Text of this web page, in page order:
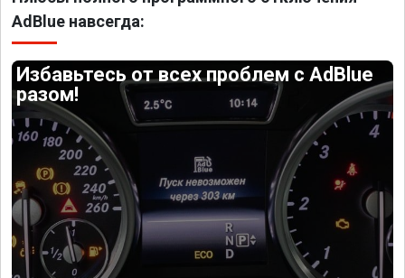
AdBlue навсегда:
Избавьтесь от всех проблем с AdBlue
разом!